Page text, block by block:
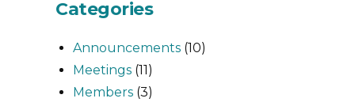
Categories
Announcements (10)
Meetings (11)
Members (3)